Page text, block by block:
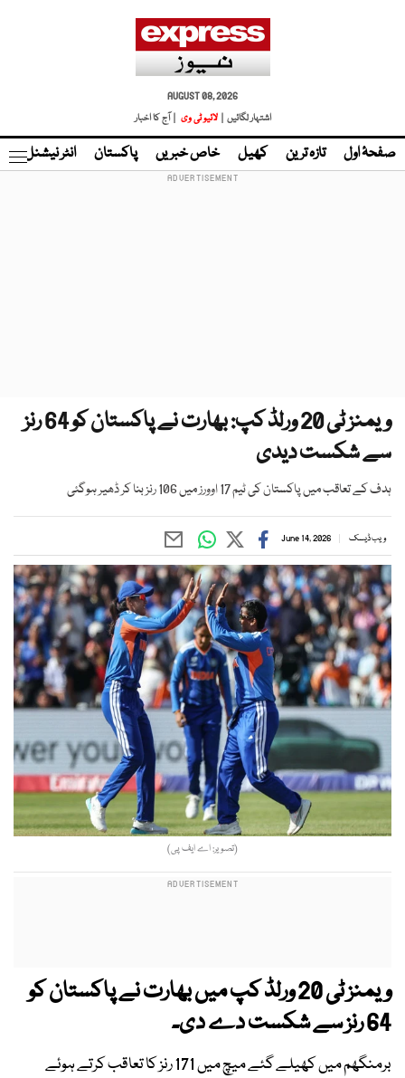
AUGUST 08, 2026
اشتہار لگائیں |
لائیو ٹی وی | آج کا اخبار
صفحۂ اول تازہ ترین کھیل خاص خبریں پاکستان انٹر نیشنل
ویمنز ٹی 20 ورلڈ کپ: بھارت نے پاکستان کو 64 رنز
سے شکست دیدی
ہدف کے تعاقب میں پاکستان کی ٹیم 17 اوورز میں 106 رنز بنا کر ڈھیر ہوگئی
ویب ڈیسک June 14, 2026
(تصویر: اے ایف پی)
ویمنز ٹی 20 ورلڈ کپ میں بھارت نے پاکستان کو
64 رنز سے شکست دے دی۔
برمنگھم میں کھیلے گئے میچ میں 171 رنز کا تعاقب کرتے ہوئے